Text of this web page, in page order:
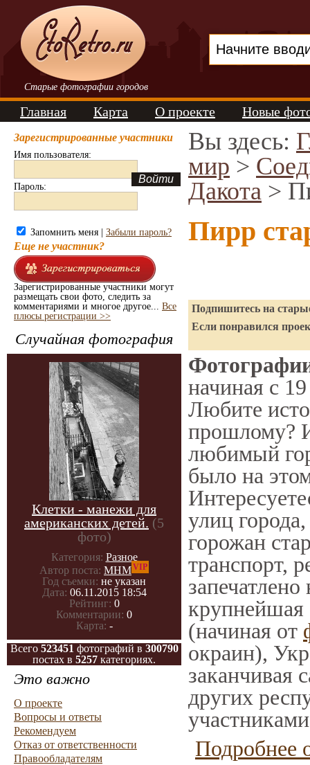
Старые фотографии городов
Главная Карта О проекте Новые
Зарегистрированные участники
Имя пользователя:
Пароль:
Запомнить меня | Забыли пароль?
Еще не участник?
Зарегистрированные участники могут
размещать свои фото, следить за
комментариями и многое другое... Все
плюсы регистрации >>
Случайная фотография
Клетки - манежи для
американских детей. (5
фото)
Категория: Разное
Автор поста: МНМVIP
Год съемки: не указан
Дата: 06.11.2015 18:54
Рейтинг: 0
Комментарии: 0
Карта: -
Всего 523451 фотографий в 300790
постах в 5257 категориях.
Это важно
О проекте
Вопросы и ответы
Рекомендуем
Отказ от ответственности
Правообладателям
Вы здесь:
мир >
Дакота >
Пирр
Подпишитесь на
Если понравился
начиная с
Любите
прошлому?
любимый
было на
улиц
горожан
транспорт,
крупнейшая
(начиная от
окраин),
заканчивая
других
Подробнее